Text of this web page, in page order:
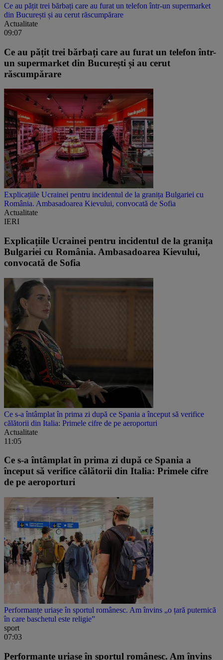
Ce au pățit trei bărbați care au furat un telefon într-un supermarket
din București și au cerut răscumpărare
Actualitate
09:07
Ce au pățit trei bărbați care au furat un telefon într-
un supermarket din București și au cerut
răscumpărare
Explicațiile Ucrainei pentru incidentul de la granița Bulgariei cu
România. Ambasadoarea Kievului, convocată de Sofia
Actualitate
IERI
Explicațiile Ucrainei pentru incidentul de la granița
Bulgariei cu România. Ambasadoarea Kievului,
convocată de Sofia
Ce s-a întâmplat în prima zi după ce Spania a început să verifice
călătorii din Italia: Primele cifre de pe aeroporturi
Actualitate
11:05
Ce s-a întâmplat în prima zi după ce Spania a
început să verifice călătorii din Italia: Primele cifre
de pe aeroporturi
Performanțe uriașe în sportul românesc. Am învins „o țară puternică
în care baschetul este religie”
sport
07:03
Performanțe uriașe în sportul românesc. Am învins